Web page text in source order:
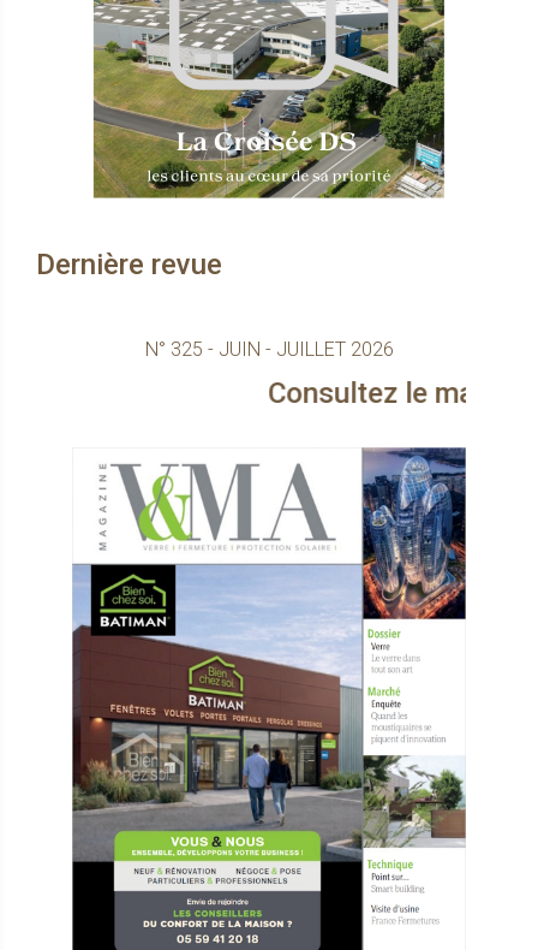
Dernière revue
N° 325 - JUIN - JUILLET 2026
Consultez le magazine